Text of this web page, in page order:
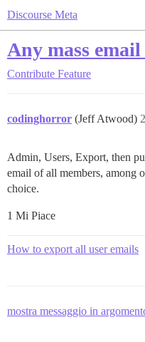
Discourse Meta
Any mass
Contribute Feature
codinghorror (Jeff Atwood)
Admin, Users, Export, then
email of all members, among
choice.
1 Mi Piace
How to export all user emails
mostra messaggio in